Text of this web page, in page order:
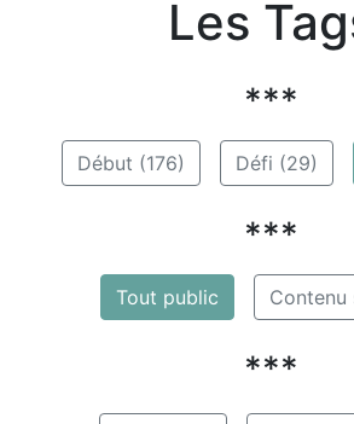
Les
***
Début (176) Défi (29)
***
Tout public Contenu
***